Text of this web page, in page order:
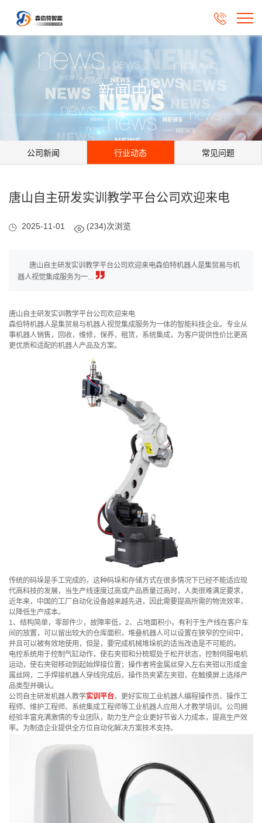

新闻中心
公司新闻 行业动态 常见问题
唐山自主研发实训教学平台公司欢迎来电
2025-11-01 (234)次浏览
唐山自主研发实训教学平台公司欢迎来电森伯特机器人是集贸易与机
器人视觉集成服务为一...
唐山自主研发实训教学平台公司欢迎来电
森伯特机器人是集贸易与机器人视觉集成服务为一体的智能科技企业。专业从
事机器人销售，回收，维修，保养，租赁，系统集成，为客户提供性价比更高
更优质和适配的机器人产品及方案。
传统的码垛是手工完成的，这种码垛和存储方式在很多情况下已经不能适应现
代高科技的发展，当生产线速度过高或产品质量过高时，人类很难满足要求，
近年来，中国的工厂自动化设备越来越先进，因此需要提高所需的物流效率，
以降低生产成本。
1、结构简单，零部件少，故障率低，2、占地面积小，有利于生产线在客户车
间的放置，可以留出较大的仓库面积，堆叠机器人可以设置在狭窄的空间中，
并且可以被有效地使用，但是，要完成机械堆垛机的适当改造是不可能的。
电控系统用于控制气缸动作，使右夹钳和分梳辊处于松开状态，控制伺服电机
运动，使右夹钳移动到起始焊接位置；操作者将金属丝穿入左右夹钳以形成金
属丝网，二手焊接机器人穿线完成后，操作员夹紧左夹钳，在触摸屏上选择产
品类型并确认。
公司自主研发机器人教学实训平台，更好实现工业机器人编程操作员、操作工
程师、维护工程师、系统集成工程师等工业机器人应用人才教学培训。公司拥
经验丰富充满激情的专业团队，助力生产企业更好节省人力成本，提高生产效
率。为制造企业提供全方位自动化解决方案技术支持。